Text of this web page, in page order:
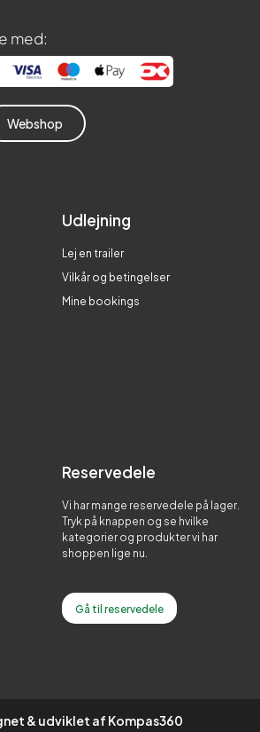
med:
Webshop
Udlejning
Lej en trailer
Vilkår og betingelser
Mine bookings
Reservedele
Vi har mange reservedele på lager.
Tryk på knappen og se hvilke
kategorier og produkter vi har
shoppen lige nu.
Gå til reservedele
& udviklet af Kompas360